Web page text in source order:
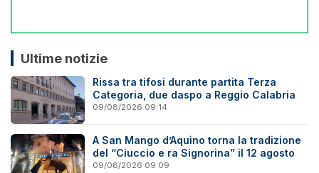
Ultime notizie
Rissa tra tifosi durante partita Terza
Categoria, due daspo a Reggio Calabria
09/08/2026 09:14
A San Mango d’Aquino torna la tradizione
del “Ciuccio e ra Signorina” il 12 agosto
09/08/2026 09:09